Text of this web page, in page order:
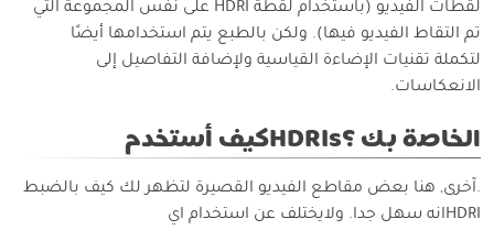
لقطات الفيديو (باستخدام لقطة HDRI على نفس المجموعة التي
تم التقاط الفيديو فيها). ولكن بالطبع يتم استخدامها أيضًا
لتكملة تقنيات الإضاءة القياسية ولإضافة التفاصيل إلى
الانعكاسات.
الخاصة بك ؟HDRIsكيف أستخدم
.آخرى, هنا بعض مقاطع الفيديو القصيرة لتظهر لك كيف بالضبط
HDRIانه سهل جدا. ولايختلف عن استخدام اي